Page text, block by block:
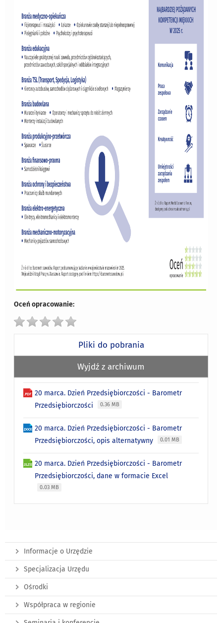
Oceń opracowanie:
Pliki do pobrania
Wyjdź z archiwum
20 marca. Dzień Przedsiębiorczości - Barometr
Przedsiębiorczości
0.36 MB
20 marca. Dzień Przedsiębiorczości - Barometr
Przedsiębiorczości, opis alternatywny
0.01 MB
20 marca. Dzień Przedsiębiorczości - Barometr
Przedsiębiorczości, dane w formacie Excel
0.03 MB
Informacje o Urzędzie
Specjalizacja Urzędu
Ośrodki
Współpraca w regionie